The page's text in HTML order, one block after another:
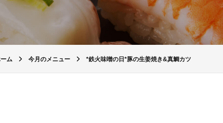
ム 今月のメニュー *鉄火味噌の日*豚の生姜焼き&真鯛カツ